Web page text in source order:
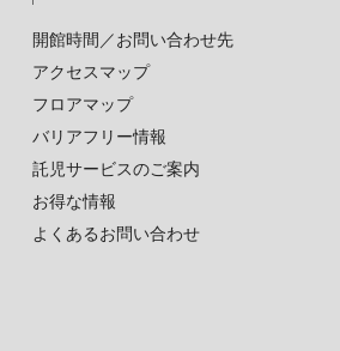
開館時間／お問い合わせ先
アクセスマップ
フロアマップ
バリアフリー情報
託児サービスのご案内
お得な情報
よくあるお問い合わせ